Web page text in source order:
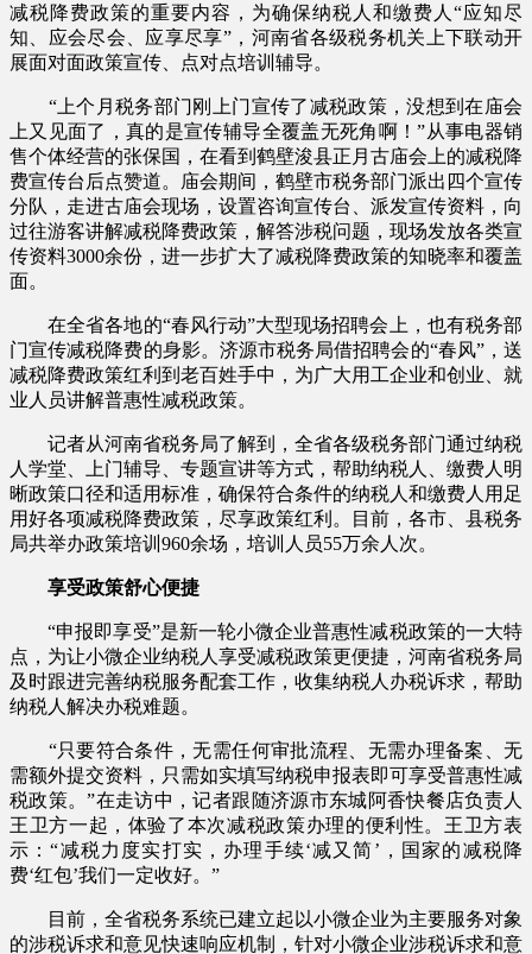
减税降费政策的重要内容，为确保纳税人和缴费人“应知尽
知、应会尽会、应享尽享”，河南省各级税务机关上下联动开
展面对面政策宣传、点对点培训辅导。
“上个月税务部门刚上门宣传了减税政策，没想到在庙会
上又见面了，真的是宣传辅导全覆盖无死角啊！”从事电器销
售个体经营的张保国，在看到鹤壁浚县正月古庙会上的减税降
费宣传台后点赞道。庙会期间，鹤壁市税务部门派出四个宣传
分队，走进古庙会现场，设置咨询宣传台、派发宣传资料，向
过往游客讲解减税降费政策，解答涉税问题，现场发放各类宣
传资料3000余份，进一步扩大了减税降费政策的知晓率和覆盖
面。
在全省各地的“春风行动”大型现场招聘会上，也有税务部
门宣传减税降费的身影。济源市税务局借招聘会的“春风”，送
减税降费政策红利到老百姓手中，为广大用工企业和创业、就
业人员讲解普惠性减税政策。
记者从河南省税务局了解到，全省各级税务部门通过纳税
人学堂、上门辅导、专题宣讲等方式，帮助纳税人、缴费人明
晰政策口径和适用标准，确保符合条件的纳税人和缴费人用足
用好各项减税降费政策，尽享政策红利。目前，各市、县税务
局共举办政策培训960余场，培训人员55万余人次。
享受政策舒心便捷
“申报即享受”是新一轮小微企业普惠性减税政策的一大特
点，为让小微企业纳税人享受减税政策更便捷，河南省税务局
及时跟进完善纳税服务配套工作，收集纳税人办税诉求，帮助
纳税人解决办税难题。
“只要符合条件，无需任何审批流程、无需办理备案、无
需额外提交资料，只需如实填写纳税申报表即可享受普惠性减
税政策。”在走访中，记者跟随济源市东城阿香快餐店负责人
王卫方一起，体验了本次减税政策办理的便利性。王卫方表
示：“减税力度实打实，办理手续‘减又简’，国家的减税降
费‘红包’我们一定收好。”
目前，全省税务系统已建立起以小微企业为主要服务对象
的涉税诉求和意见快速响应机制，针对小微企业涉税诉求和意